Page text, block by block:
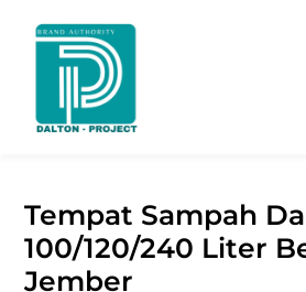
Tempat Sampah
100/120/240 Liter
Jember